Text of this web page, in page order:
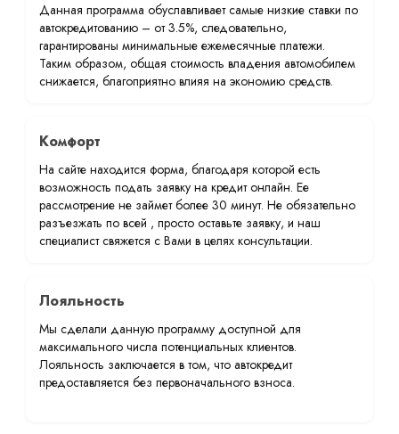
Данная программа обуславливает самые низкие ставки по
автокредитованию – от 3.5%, следовательно,
гарантированы минимальные ежемесячные платежи.
Таким образом, общая стоимость владения автомобилем
снижается, благоприятно влияя на экономию средств.
Комфорт
На сайте находится форма, благодаря которой есть
возможность подать заявку на кредит онлайн. Ее
рассмотрение не займет более 30 минут. Не обязательно
разъезжать по всей , просто оставьте заявку, и наш
специалист свяжется с Вами в целях консультации.
Лояльность
Мы сделали данную программу доступной для
максимального числа потенциальных клиентов.
Лояльность заключается в том, что автокредит
предоставляется без первоначального взноса.